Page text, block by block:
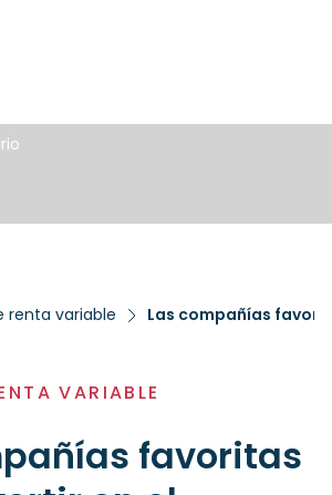
renta variable Las compañías
VARIABLE
favoritas